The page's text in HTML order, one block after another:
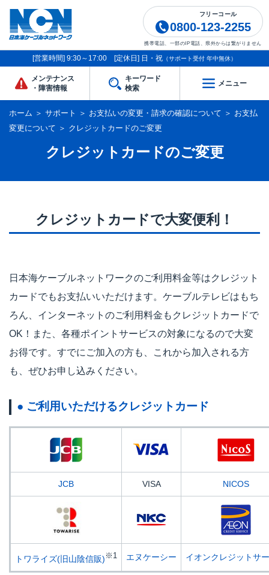
フリーコール
0800-123-2255
携帯電話、一部のIP電話、県外からは繋がりません
[営業時間] 9:30～17:00 [定休日] 日・祝 （サポート受付 年中無休）
メンテナンス
・障害情報
キーワード
検索
メニュー
ホーム ＞ サポート ＞ お支払いの変更・請求の確認について ＞ お支払
変更について ＞ クレジットカードのご変更
クレジットカードのご変更
クレジットカードで大変便利！
日本海ケーブルネットワークのご利用料金等はクレジット
カードでもお支払いいただけます。ケーブルテレビはもち
ろん、インターネットのご利用料金もクレジットカードで
OK！また、各種ポイントサービスの対象になるので大変
お得です。すでにご加入の方も、これから加入される方
も、ぜひお申し込みください。
● ご利用いただけるクレジットカード
JCB VISA NICOS
トワライズ(旧山陰信販) ※1 エヌケーシー イオンクレジットサ